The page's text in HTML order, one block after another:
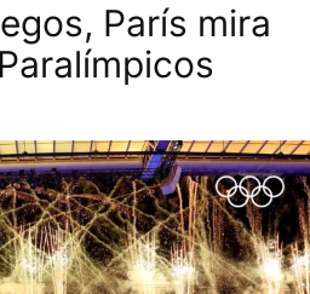
París mira